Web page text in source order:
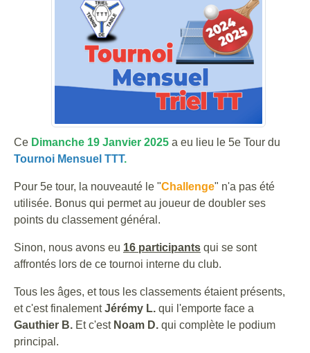
Ce Dimanche 19 Janvier 2025 a eu lieu le 5e Tour du
Tournoi Mensuel TTT.
Pour 5e tour, la nouveauté le "Challenge" n'a pas été
utilisée. Bonus qui permet au joueur de doubler ses
points du classement général.
Sinon, nous avons eu 16 participants qui se sont
affrontés lors de ce tournoi interne du club.
Tous les âges, et tous les classements étaient présents,
et c'est finalementJérémy L. qui l'emporte face a
Gauthier B. Et c'est Noam D. qui complète le podium
principal.